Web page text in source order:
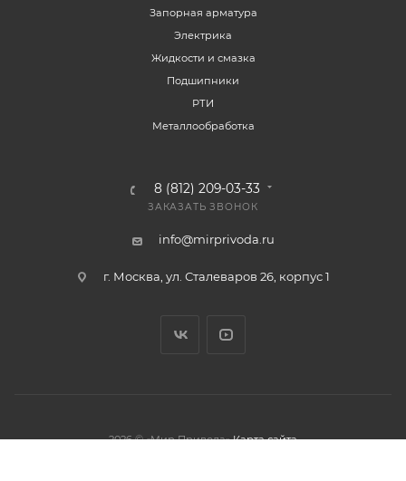
Запорная арматура
Электрика
Жидкости и смазка
Подшипники
РТИ
Металлообработка
8 (812) 209-03-33
ЗАКАЗАТЬ ЗВОНОК
info@mirprivoda.ru
г. Москва, ул. Сталеваров 26, корпус 1
2026 © «Мир Привода» Карта сайта